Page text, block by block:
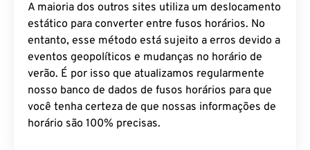
A maioria dos outros sites utiliza um deslocamento
estático para converter entre fusos horários. No
entanto, esse método está sujeito a erros devido a
eventos geopolíticos e mudanças no horário de
verão. É por isso que atualizamos regularmente
nosso banco de dados de fusos horários para que
você tenha certeza de que nossas informações de
horário são 100% precisas.